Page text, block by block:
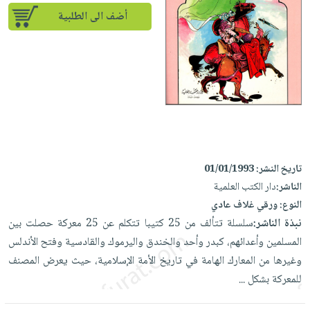
إختياراتنا
كتب
أكاديمية
صندوق
iKitab
بلا
حدود
أسئلة
يتكرر
على
Android
تحميل
iKitab
على
Apple
أسئلة
يتكرر
طرحها
تحميل
masmu3
على
masmu3
على
Apple
المواضيع
الأكثر
مبيعاً
وسائل
تعليمية
جوائز
تعليمية
الصحة
والعناية
الشخصية
جديد
أجهزة
العناية
الشخصية
العناية
وتصفيف
الشعر
العناية
المطبخ
والسفرة
جديد
الكل
أواني
الطهي
أدوات
الهدايا
أضف الى الطلبية
تاريخ النشر:01/01/1993
الناشر:دار الكتب العلمية
النوع:ورقي غلاف عادي
نبذة الناشر:
سلسلة تتألف من 25 كتيبا تتكلم عن 25 معركة حصلت بين
المسلمين وأعدائهم، كبدر وأحد والخندق واليرموك والقادسية وفتح الأندلس
وغيرها من المعارك الهامة في تاريخ الأمة الإسلامية، حيث يعرض المصنف
للمعركة بشكل ...